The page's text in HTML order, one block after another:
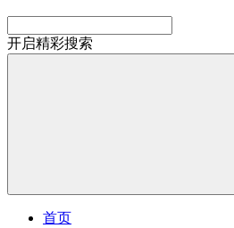
开启精彩搜索
首页